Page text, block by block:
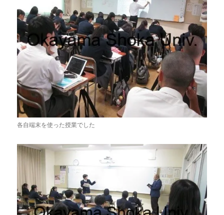
各自端末を使った授業でした